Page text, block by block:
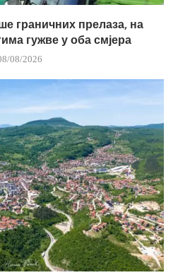
граничних прелаза, на
гужве у оба смјера
08/2026